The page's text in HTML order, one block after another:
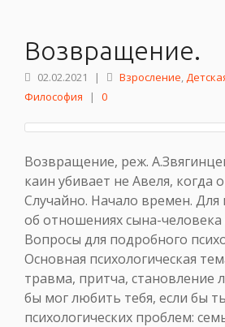
Возвращение.
02.02.2021 | Взросление,
Философия
| 0
Возвращение, реж.
каин убивает не Авеля, когда
Случайно. Начало времен.
об отношениях сына-
Вопросы для подробного
Основная психологическая
травма, притча, становление
бы мог любить тебя, если бы
психологических проблем: